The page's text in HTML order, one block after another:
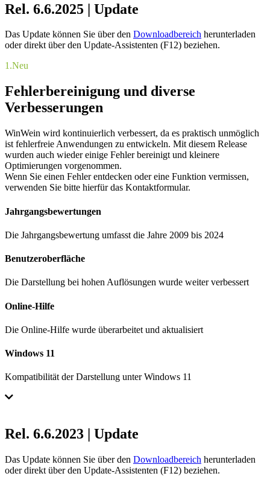
Rel. 6.6.2025 | Update
Das Update können Sie über den Downloadbereich herunterladen
oder direkt über den Update-Assistenten (F12) beziehen.
1.Neu
Fehlerbereinigung und diverse
Verbesserungen
WinWein wird kontinuierlich verbessert, da es praktisch unmöglich
ist fehlerfreie Anwendungen zu entwickeln. Mit diesem Release
wurden auch wieder einige Fehler bereinigt und kleinere
Optimierungen vorgenommen.
Wenn Sie einen Fehler entdecken oder eine Funktion vermissen,
verwenden Sie bitte hierfür das Kontaktformular.
Jahrgangsbewertungen
Die Jahrgangsbewertung umfasst die Jahre 2009 bis 2024
Benutzeroberfläche
Die Darstellung bei hohen Auflösungen wurde weiter verbessert
Online-Hilfe
Die Online-Hilfe wurde überarbeitet und aktualisiert
Windows 11
Kompatibilität der Darstellung unter Windows 11
Rel. 6.6.2023 | Update
Das Update können Sie über den Downloadbereich herunterladen
oder direkt über den Update-Assistenten (F12) beziehen.